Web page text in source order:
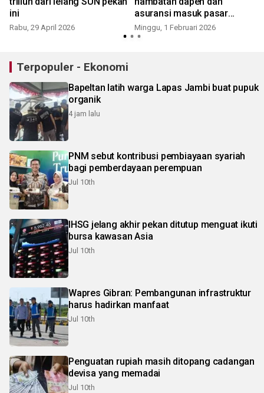
ini
Rabu, 29 April 2026
asuransi masuk pasar
saham
Minggu, 1 Februari 2026
Terpopuler - Ekonomi
Bapeltan latih warga Lapas Jambi buat pupuk
organik
4 jam lalu
PNM sebut kontribusi pembiayaan syariah
bagi pemberdayaan perempuan
Jul 10th
IHSG jelang akhir pekan ditutup menguat ikuti
bursa kawasan Asia
Jul 10th
Wapres Gibran: Pembangunan infrastruktur
harus hadirkan manfaat
Jul 10th
Penguatan rupiah masih ditopang cadangan
devisa yang memadai
Jul 10th